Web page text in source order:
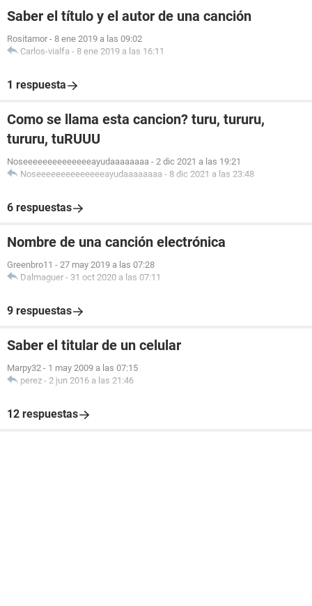
Saber el título y el autor de una canción
Rositamor - 8 ene 2019 a las 09:02
Carlos-vialfa - 8 ene 2019 a las 16:11
1 respuesta
Como se llama esta cancion? turu, tururu,
tururu, tuRUUU
Noseeeeeeeeeeeeeeayudaaaaaaaa - 2 dic 2021 a las 19:21
Noseeeeeeeeeeeeeeayudaaaaaaaa - 8 dic 2021 a las 23:48
6 respuestas
Nombre de una canción electrónica
Greenbro11 - 27 may 2019 a las 07:28
Dalmaguer - 31 oct 2020 a las 07:11
9 respuestas
Saber el titular de un celular
Marpy32 - 1 may 2009 a las 07:15
perez - 2 jun 2016 a las 21:46
12 respuestas